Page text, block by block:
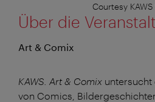
Courtesy
Über die
Art & Comix
KAWS. Art & Comix untersucht
von Comics,